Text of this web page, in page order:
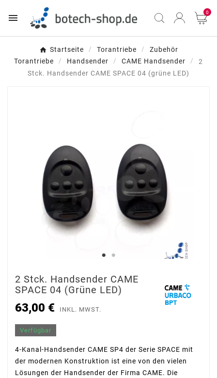
 0
Startseite Torantriebe
Zubehör
Torantriebe
Handsender CAME Handsender
2
Stck. Handsender CAME SPACE 04 (grüne LED)
2 Stck. Handsender CAME
SPACE 04 (grüne LED)
63,00 € INKL. MWST.
Verfügbar
4-Kanal-Handsender CAME SP4 der Serie SPACE mit
der modernen Konstruktion ist eine von den vielen
Lösungen der Handsender der Firma CAME. Die